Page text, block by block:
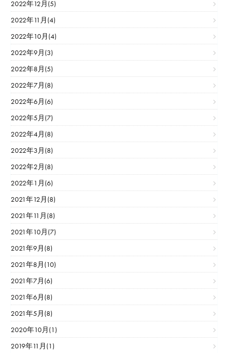
2022年12月(5)
2022年11月(4)
2022年10月(4)
2022年9月(3)
2022年8月(5)
2022年7月(8)
2022年6月(6)
2022年5月(7)
2022年4月(8)
2022年3月(8)
2022年2月(8)
2022年1月(6)
2021年12月(8)
2021年11月(8)
2021年10月(7)
2021年9月(8)
2021年8月(10)
2021年7月(6)
2021年6月(8)
2021年5月(8)
2020年10月(1)
2019年11月(1)